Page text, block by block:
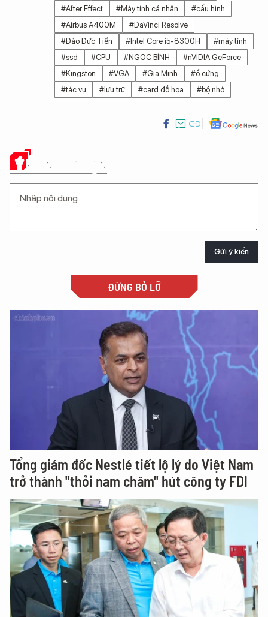
#After Effect
#Máy tính cá nhân
#cấu hình
#Airbus A400M
#DaVinci Resolve
#Đào Đức Tiến
#Intel Core i5-8300H
#máy tính
#ssd
#CPU #NGỌC BÌNH
#nVIDIA GeForce
#Kingston
#VGA #Gia Minh
#ổ cứng
#tác vụ
#lưu trữ #card đồ họa #bộ nhớ
Ý KIẾN CỦA BẠN
Gửi ý kiến
ĐỪNG BỎ LỠ
Tổng giám đốc Nestlé tiết lộ lý do Việt Nam
trở thành "thỏi nam châm" hút công ty FDI